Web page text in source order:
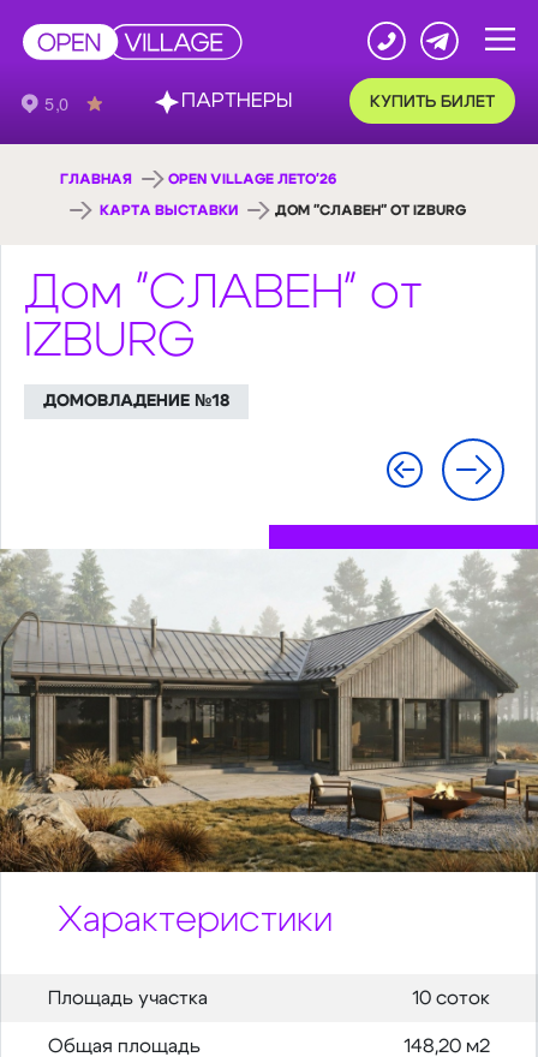
КУПИТЬ БИЛЕТ
ГЛАВНАЯ OPEN VILLAGE ЛЕТО'26
КАРТА ВЫСТАВКИ ДОМ "СЛАВЕН" ОТ IZBURG
Дом "СЛАВЕН" от
IZBURG
ДОМОВЛАДЕНИЕ №18
Характеристики
Площадь участка 10 соток
Общая площадь
148,20 м2